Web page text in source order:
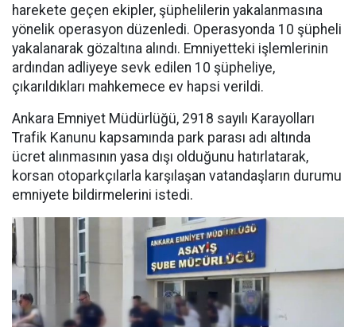
harekete geçen ekipler, şüphelilerin yakalanmasına
yönelik operasyon düzenledi. Operasyonda 10 şüpheli
yakalanarak gözaltına alındı. Emniyetteki işlemlerinin
ardından adliyeye sevk edilen 10 şüpheliye,
çıkarıldıkları mahkemece ev hapsi verildi.
Ankara Emniyet Müdürlüğü, 2918 sayılı Karayolları
Trafik Kanunu kapsamında park parası adı altında
ücret alınmasının yasa dışı olduğunu hatırlatarak,
korsan otoparkçılarla karşılaşan vatandaşların durumu
emniyete bildirmelerini istedi.